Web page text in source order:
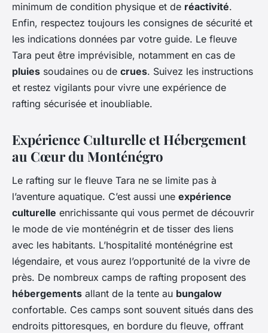
minimum de condition physique et de réactivité.
Enfin, respectez toujours les consignes de sécurité et
les indications données par votre guide. Le fleuve
Tara peut être imprévisible, notamment en cas de
pluies soudaines ou de crues. Suivez les instructions
et restez vigilants pour vivre une expérience de
rafting sécurisée et inoubliable.
Expérience Culturelle et Hébergement
au Cœur du Monténégro
Le rafting sur le fleuve Tara ne se limite pas à
l’aventure aquatique. C’est aussi une expérience
culturelle enrichissante qui vous permet de découvrir
le mode de vie monténégrin et de tisser des liens
avec les habitants. L’hospitalité monténégrine est
légendaire, et vous aurez l’opportunité de la vivre de
près. De nombreux camps de rafting proposent des
hébergements allant de la tente au bungalow
confortable. Ces camps sont souvent situés dans des
endroits pittoresques, en bordure du fleuve, offrant